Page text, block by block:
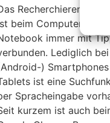
Recherchieren im
beim Computer und
immer mit
Lediglich bei
)
ist eine
Spracheingabe
kurzem ist auch